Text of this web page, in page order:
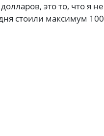
это то, что я не
стоили максимум 100